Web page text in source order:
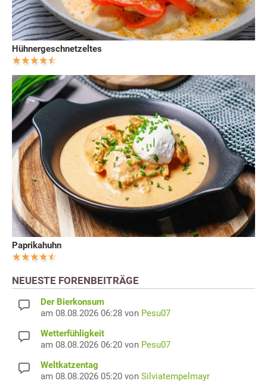
Hühnergeschnetzeltes
Paprikahuhn
NEUESTE FORENBEITRÄGE
Der Bierkonsum
am 08.08.2026 06:28 von Pesu07
Wetterfühligkeit
am 08.08.2026 06:20 von Pesu07
Weltkatzentag
am 08.08.2026 05:20 von Silviatempelmayr